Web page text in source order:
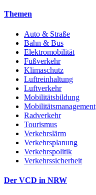
Themen
Auto & Straße
Bahn & Bus
Elektromobilität
Fußverkehr
Klimaschutz
Luftreinhaltung
Luftverkehr
Mobilitätsbildung
Mobilitätsmanagement
Radverkehr
Tourismus
Verkehrslärm
Verkehrsplanung
Verkehrspolitik
Verkehrssicherheit
Der VCD in NRW